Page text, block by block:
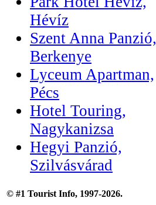
Hévíz
Szent Anna Panzió,
Berkenye
Lyceum Apartman,
Pécs
Hotel Touring,
Nagykanizsa
Hegyi Panzió,
Szilvásvárad
© #1 Tourist Info, 1997-2026.